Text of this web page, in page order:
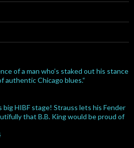
of a man who’s staked out his stance
authentic Chicago blues.“
big HIBF stage! Strauss lets his Fender
that B.B. King would be proud of